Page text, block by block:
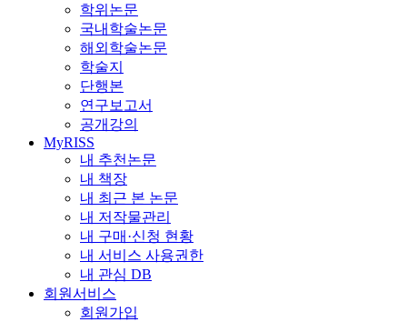
학위논문
국내학술논문
해외학술논문
학술지
단행본
연구보고서
공개강의
MyRISS
내 추천논문
내 책장
내 최근 본 논문
내 저작물관리
내 구매·신청 현황
내 서비스 사용권한
내 관심 DB
회원서비스
회원가입